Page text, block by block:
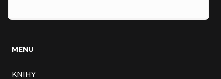
MENU
KNIHY